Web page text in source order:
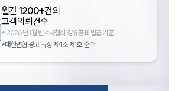
월간1200+건의
고객의뢰건수
* 2026년 1월 변호사협회 경유증표 발급 기준
*대한변협 광고 규정 제4조 제1호 준수